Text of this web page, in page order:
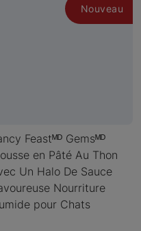
Nouveau
Feastᴹᴰ Gemsᴹᴰ
en Pâté Au Thon
Un Halo De Sauce
Nourriture
pour Chats